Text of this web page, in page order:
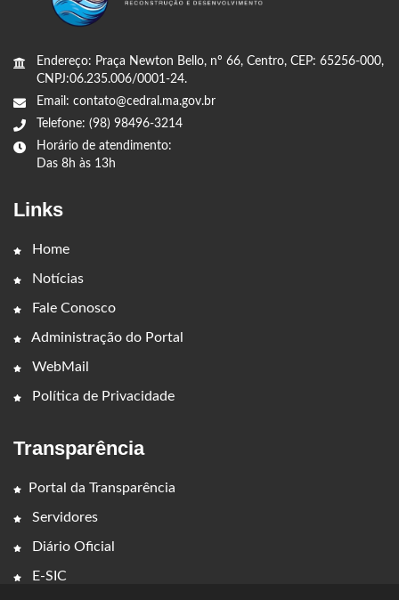
Endereço: Praça Newton Bello, nº 66, Centro, CEP: 65256-000,
CNPJ:06.235.006/0001-24.
Email: contato@cedral.ma.gov.br
Telefone: (98) 98496-3214
Horário de atendimento:
Das 8h às 13h
Links
Home
Notícias
Fale Conosco
Administração do Portal
WebMail
Política de Privacidade
Transparência
Portal da Transparência
Servidores
Diário Oficial
E-SIC